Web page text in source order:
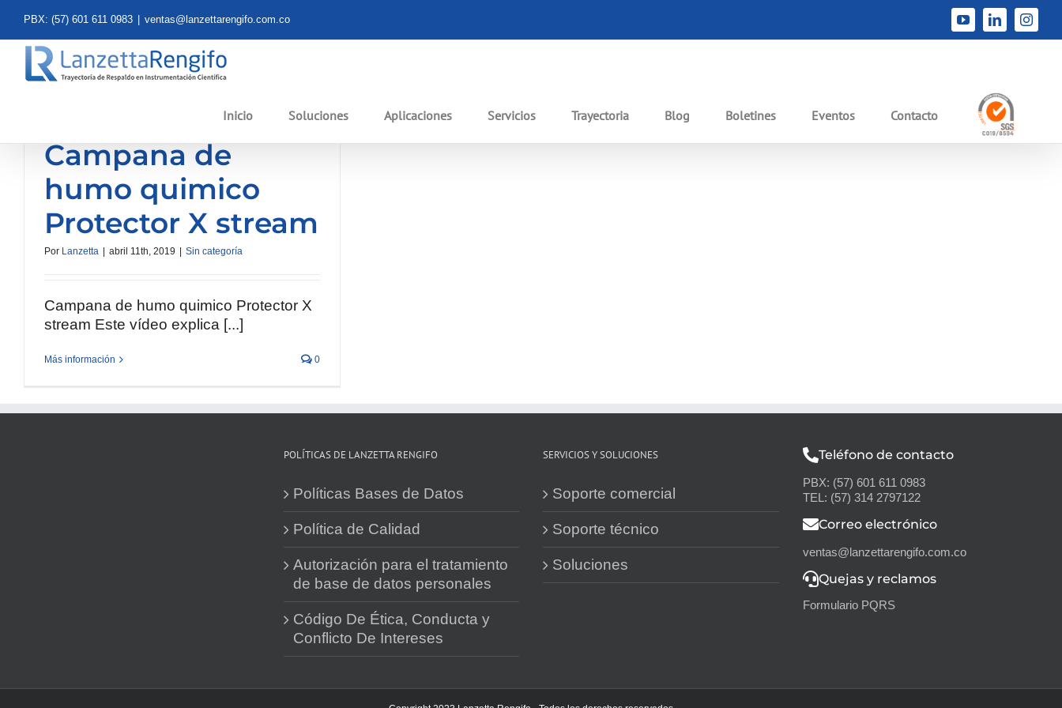
contenido
PBX: (57) 601 611 0983 ventas@lanzettarengifo.com.co YouTubeLinkedIn
Inicio Soluciones Aplicaciones Servicios Trayectoria Blog Boletines Eventos Contacto
Campana de
humo quimico
Protector X stream
Por Lanzetta abril 11th, 2019 Sin categoría
Campana de humo quimico Protector X
stream Este vídeo explica [...]
Más información 0
POLÍTICAS DE LANZETTA RENGIFO
Políticas Bases de Datos
Política de Calidad
Autorización para el tratamiento
de base de datos personales
Código De Ética, Conducta y
Conflicto De Intereses
SERVICIOS Y SOLUCIONES
Soporte comercial
Soporte técnico
Soluciones
Teléfono de contacto
PBX: (57) 601 611 0983
TEL: (57) 314 2797122
Correo electrónico
ventas@lanzettarengifo.com.co
Quejas y reclamos
Formulario PQRS